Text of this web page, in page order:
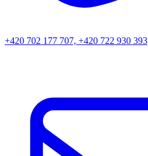
+420 702 177 707, +420 722 930 393